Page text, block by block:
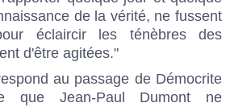
de la vérité, ne fussent
éclaircir les ténèbres des
d'être agitées."
au passage de Démocrite
que Jean-Paul Dumont ne